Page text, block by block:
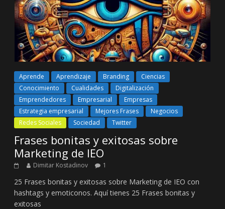
Aprende Aprendizaje Branding
Ciencias
Conocimiento
Cualidades
Digitalización
Emprendedores
Empresarial
Empresas
Estrategia empresarial
Mejores Frases
Negocios
Redes Sociales
Sociedad Twitter
Frases bonitas y exitosas sobre
Marketing de IEO
Dimitar Kostadinov 1
25 Frases bonitas y exitosas sobre Marketing de IEO con
hashtags y emoticonos. Aquí tienes 25 Frases bonitas y
exitosas